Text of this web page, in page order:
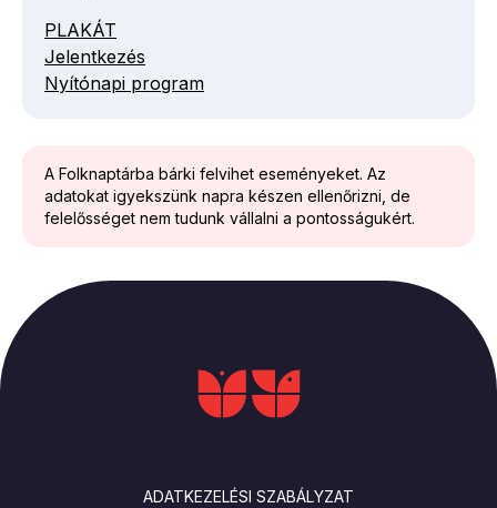
A Folknaptárba bárki felvihet eseményeket. Az
adatokat igyekszünk napra készen ellenőrizni, de
felelősséget nem tudunk vállalni a pontosságukért.
PLAKÁT
Jelentkezés
Nyítónapi program
ADATKEZELÉSI SZABÁLYZAT